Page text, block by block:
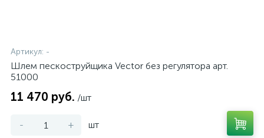
Артикул: -
Шлем пескоструйщика Vector без регулятора арт.
51000
11 470 руб. /шт
- + шт